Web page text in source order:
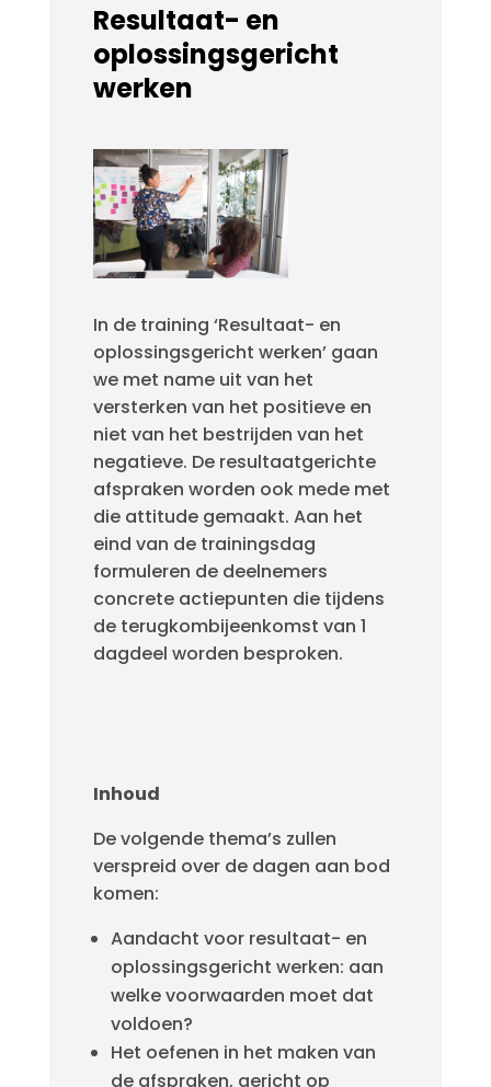
Resultaat- en
oplossingsgericht
werken
In de training ‘Resultaat- en
oplossingsgericht werken’ gaan
we met name uit van het
versterken van het positieve en
niet van het bestrijden van het
negatieve. De resultaatgerichte
afspraken worden ook mede met
die attitude gemaakt. Aan het
eind van de trainingsdag
formuleren de deelnemers
concrete actiepunten die tijdens
de terugkombijeenkomst van 1
dagdeel worden besproken.
Inhoud
De volgende thema’s zullen
verspreid over de dagen aan bod
komen:
Aandacht voor resultaat- en
oplossingsgericht werken: aan
welke voorwaarden moet dat
voldoen?
Het oefenen in het maken van
de afspraken, gericht op